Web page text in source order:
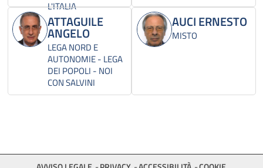
L'ITALIA
ATTAGUILE
ANGELO
LEGA NORD E
AUTONOMIE - LEGA
DEI POPOLI - NOI
CON SALVINI
AUCI ERNESTO
MISTO